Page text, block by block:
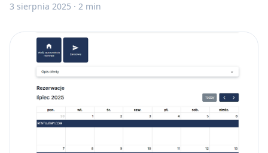
3 sierpnia 2025 · 2 min